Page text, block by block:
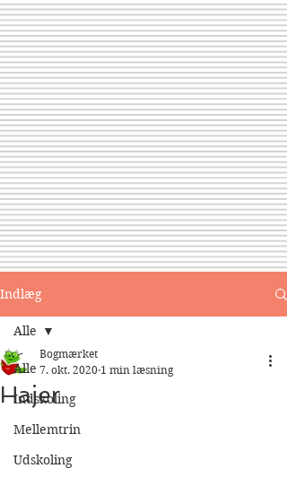
Indlæg
Alle
Indskoling
Mellemtrin
Udskoling
Alle
Hajer
Bogmærket
7. okt. 2020 1 min læsning